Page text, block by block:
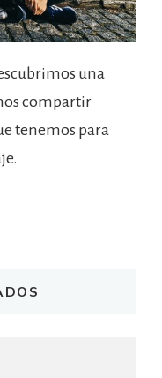
una
compartir
tenemos para